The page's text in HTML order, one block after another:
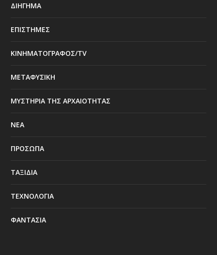
ΔΙΗΓΗΜΑ
ΕΠΙΣΤΗΜΕΣ
ΚΙΝΗΜΑΤΟΓΡΑΦΟΣ/TV
ΜΕΤΑΦΥΣΙΚΗ
ΜΥΣΤΗΡΙΑ ΤΗΣ ΑΡΧΑΙΟΤΗΤΑΣ
ΝΕΑ
ΠΡΟΣΩΠΑ
ΤΑΞΙΔΙΑ
ΤΕΧΝΟΛΟΓΙΑ
ΦΑΝΤΑΣΙΑ